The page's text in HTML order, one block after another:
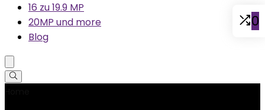
16 zu 19.9 MP
20MP und more
Blog
0